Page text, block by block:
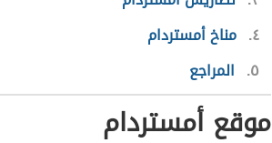
٤ مناخ أمستردام
٥ المراجع
موقع أمستردام